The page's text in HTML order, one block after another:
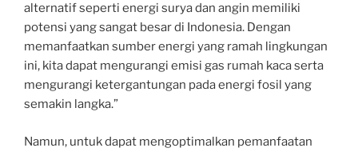
alternatif seperti energi surya dan angin memiliki
potensi yang sangat besar di Indonesia. Dengan
memanfaatkan sumber energi yang ramah lingkungan
ini, kita dapat mengurangi emisi gas rumah kaca serta
mengurangi ketergantungan pada energi fosil yang
semakin langka.”
Namun, untuk dapat mengoptimalkan pemanfaatan